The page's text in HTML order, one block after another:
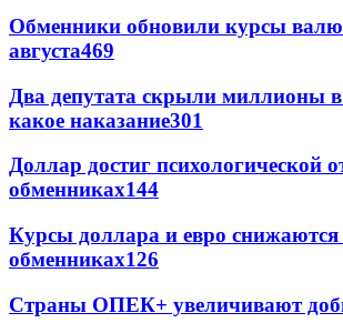
Обменники обновили курсы
августа469
Два депутата скрыли миллионы
какое наказание301
Доллар достиг психологической
обменниках144
Курсы доллара и евро снижаются
обменниках126
Страны ОПЕК+ увеличивают